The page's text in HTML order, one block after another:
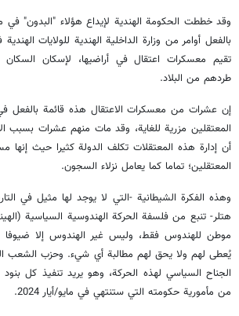
وقد خططت الحكومة الهندية لإيداع هؤلاء "البدون"
بالفعل أوامر من وزارة الداخلية الهندية للولايات
تقيم معسكرات اعتقال في أراضيها، لإسكان السكان
طردهم من البلاد.
إن عشرات من معسكرات الاعتقال هذه قائمة بالفعل
المعتقلين مزرية للغاية، وقد مات منهم عشرات بسبب
أن إدارة هذه المعتقلات تكلف الدولة كثيرا حيث إنها
المعتقلين؛ تماما كما يعامل نزلاء السجون.
وهذه الفكرة الشيطانية -التي لا يوجد لها مثيل في
هتلر- تنبع من فلسفة الحركة الهندوسية السياسية
موطن للهندوس فقط، وليس غير الهندوس إلا ضيوفا
يُعطى لهم ولا يحق لهم مطالبة أي شيء. وحزب الشعب
الجناح السياسي لهذه الحركة، وهو يريد تنفيذ كل بنود
من مأمورية حكومته التي ستنتهي في مايو/أيار 2024.